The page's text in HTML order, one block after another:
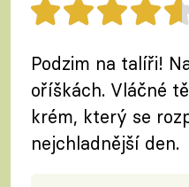
Podzim na talíři!
oříškách. Vláčné
krém, který se
nejchladnější den.